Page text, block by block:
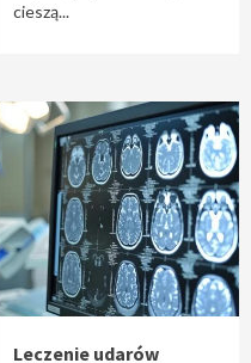
cieszą...
Leczenie udarów